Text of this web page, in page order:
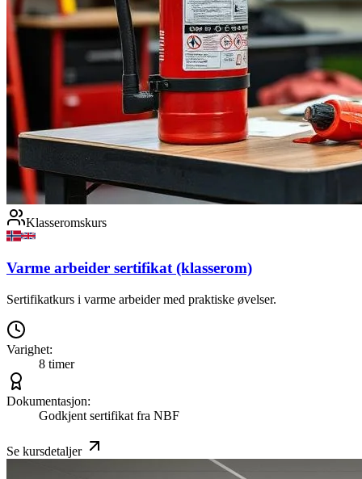
Klasseromskurs
Varme arbeider sertifikat (klasserom)
Sertifikatkurs i varme arbeider med praktiske øvelser.
Varighet:
8 timer
Dokumentasjon:
Godkjent sertifikat fra NBF
Se kursdetaljer